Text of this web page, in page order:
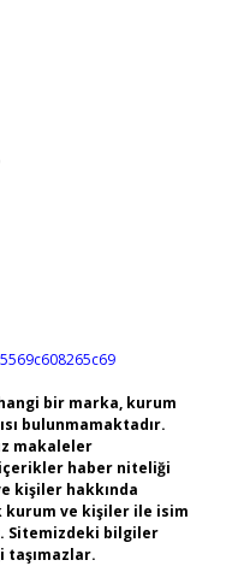
bir marka, kurum
bulunmamaktadır.
makaleler
haber niteliği
kişiler hakkında
kurum ve kişiler ile isim
Sitemizdeki bilgiler